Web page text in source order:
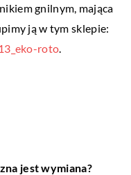
gnilnym, mająca
ją w tym sklepie:
roto.
jest wymiana?